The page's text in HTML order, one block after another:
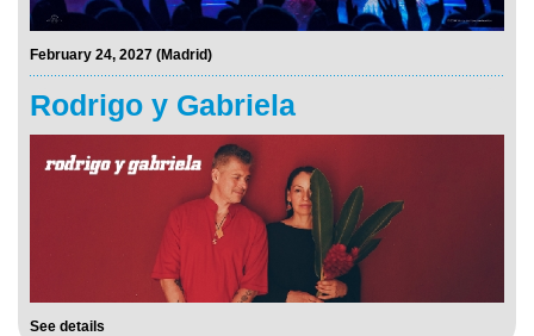
February 24, 2027 (Madrid)
Rodrigo y Gabriela
See details